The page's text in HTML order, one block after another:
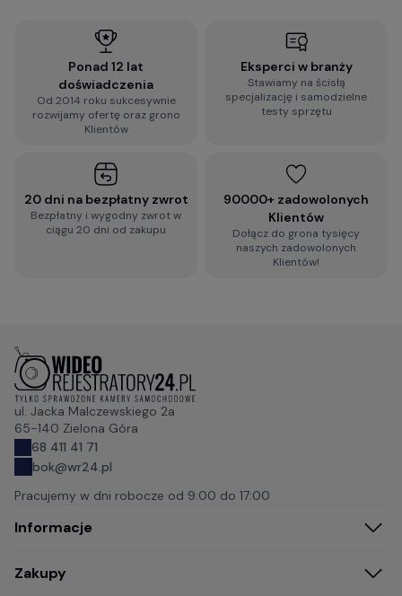
Ponad 12 lat
doświadczenia
Od 2014 roku sukcesywnie
rozwijamy ofertę oraz grono
Klientów
Eksperci w branży
Stawiamy na ścisłą
specjalizację i samodzielne
testy sprzętu
20 dni na bezpłatny zwrot
Bezpłatny i wygodny zwrot w
ciągu 20 dni od zakupu
90000+ zadowolonych
Klientów
Dołącz do grona tysięcy
naszych zadowolonych
Klientów!
ul. Jacka Malczewskiego 2a
65-140 Zielona Góra
68 411 41 71
bok@wr24.pl
Pracujemy w dni robocze od 9:00 do 17:00
Informacje
Zakupy